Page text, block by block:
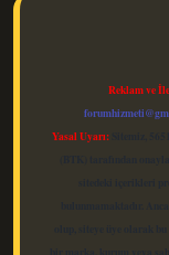
Reklam ve
Yasal Uyarı: